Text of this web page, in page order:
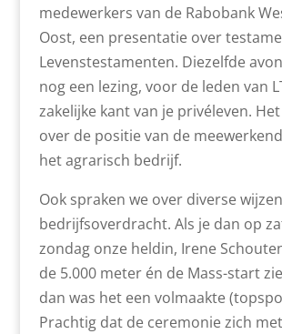
medewerkers van de Rabobank
Oost, een presentatie over
Levenstestamenten. Diezelfde
nog een lezing, voor de leden van
zakelijke kant van je privéleven.
over de positie van de
het agrarisch bedrijf.
Ook spraken we over diverse
bedrijfsoverdracht. Als je dan op
zondag onze heldin, Irene
de 5.000 meter én de Mass-start
dan was het een volmaakte
Prachtig dat de ceremonie zich